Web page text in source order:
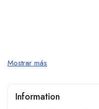
Mostrar más
Information